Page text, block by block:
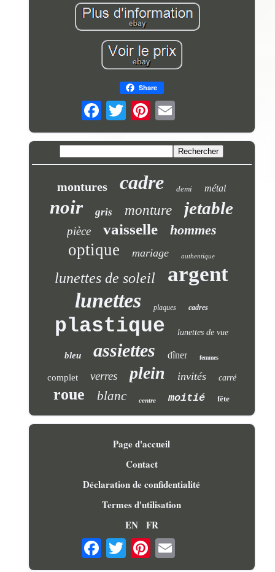
Share
montures cadre demi métal
noir gris monture jetable
pièce vaisselle hommes
optique mariage authentique
lunettes de soleil argent
lunettes plaques cadres
plastique lunettes de vue
bleu assiettes dîner femmes
complet verres plein invités carré
roue blanc centre moitié fête
Page d'accueil
Contact
Déclaration de confidentialité
Termes d'utilisation
EN FR